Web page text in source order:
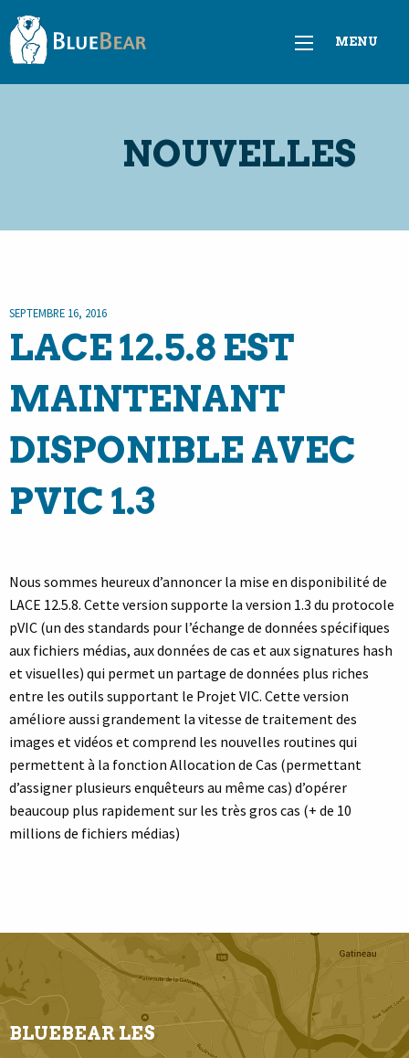
MENU
NOUVELLES
SEPTEMBRE 16, 2016
LACE 12.5.8 EST
MAINTENANT
DISPONIBLE AVEC
PVIC 1.3
Nous sommes heureux d’annoncer la mise en disponibilité de
LACE 12.5.8. Cette version supporte la version 1.3 du protocole
pVIC (un des standards pour l’échange de données spécifiques
aux fichiers médias, aux données de cas et aux signatures hash
et visuelles) qui permet un partage de données plus riches
entre les outils supportant le Projet VIC. Cette version
améliore aussi grandement la vitesse de traitement des
images et vidéos et comprend les nouvelles routines qui
permettent à la fonction Allocation de Cas (permettant
d’assigner plusieurs enquêteurs au même cas) d’opérer
beaucoup plus rapidement sur les très gros cas (+ de 10
millions de fichiers médias)
BLUEBEAR LES